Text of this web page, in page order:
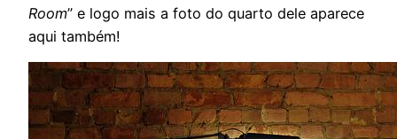
Room” e logo mais a foto do quarto dele aparece
aqui também!